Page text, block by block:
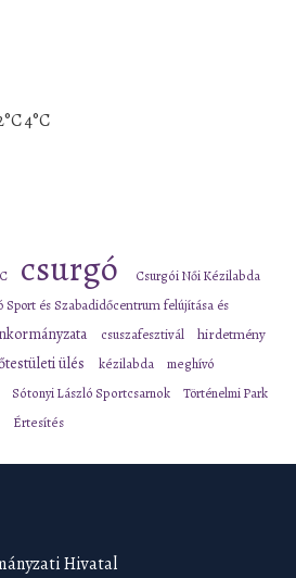
4°C
csurgó
Csurgói Női Kézilabda
Sport és Szabadidőcentrum felújítása és
csuszafesztivál hirdetmény
ülés kézilabda meghívó
Sótonyi László Sportcsarnok
Történelmi Park
Értesítés
Hivatal